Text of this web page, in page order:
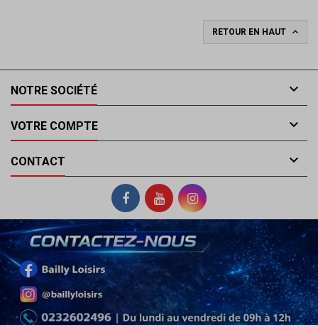
RETOUR EN HAUT 
NOTRE SOCIÉTÉ 
VOTRE COMPTE 
CONTACT 